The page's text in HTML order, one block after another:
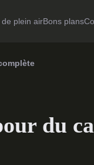
de plein airBons plans
du